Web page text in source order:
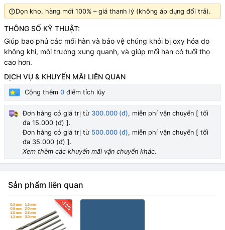
Dọn kho, hàng mới 100% – giá thanh lý (không áp dụng đổi trả).
THÔNG SỐ KỸ THUẬT:
Giúp bao phủ các mối hàn và bảo vệ chúng khỏi bị oxy hóa do
không khi, môi trường xung quanh, và giúp mối hàn có tuổi thọ
cao hơn.
DỊCH VỤ & KHUYẾN MÃI LIÊN QUAN
Cộng thêm 0 điểm tích lũy
Đơn hàng có giá trị từ 300.000 (đ), miễn phí vận chuyển [ tối
đa 15.000 (đ) ].
Đơn hàng có giá trị từ 500.000 (đ), miễn phí vận chuyển [ tối
đa 35.000 (đ) ].
Xem thêm các khuyến mãi vận chuyển khác.
Sản phẩm liên quan
-12%